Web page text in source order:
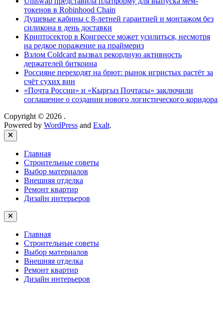
токенов в Robinhood Chain
Душевые кабины с 8‑летней гарантией и монтажом без
силикона в день доставки
Криптосектор в Конгрессе может усилиться, несмотря
на редкое поражение на праймериз
Взлом Coldcard вызвал рекордную активность
держателей биткоина
Россияне переходят на брют: рынок игристых растёт за
счёт сухих вин
«Почта России» и «Кыргыз Почтасы» заключили
соглашение о создании нового логистического коридора
Copyright © 2026 .
Powered by WordPress and Exalt.
Close
Главная
Строительные советы
Выбор материалов
Внешняя отделка
Ремонт квартир
Дизайн интерьеров
Главная
Строительные советы
Выбор материалов
Внешняя отделка
Ремонт квартир
Дизайн интерьеров